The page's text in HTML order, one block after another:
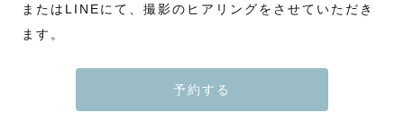
またはLINEにて、撮影のヒアリングをさせていただき
ます。
予約する